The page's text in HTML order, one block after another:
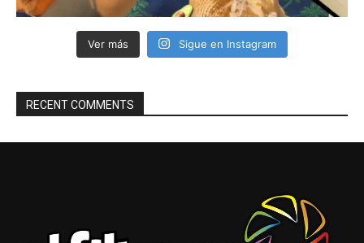
Ver más Sigue en Instagram
RECENT COMMENTS